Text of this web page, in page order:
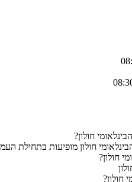
חולון?
חולון מופיעות בתחילת
חולון?
חולון?